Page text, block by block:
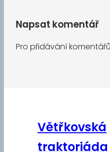
Napsat komentář
Pro přidávání
Větřkovská
traktoriáda